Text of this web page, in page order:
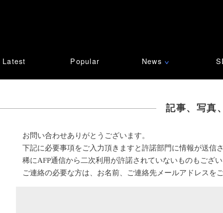
Latest Popular News ∨
記事、写真
お問い合わせありがとうございます。
下記に必要事項をご入力頂きますと許諾部門に情報が送信
稀にAFP通信から二次利用が許諾されていないものもござ
ご連絡の必要な方は、お名前、ご連絡先メールアドレスを